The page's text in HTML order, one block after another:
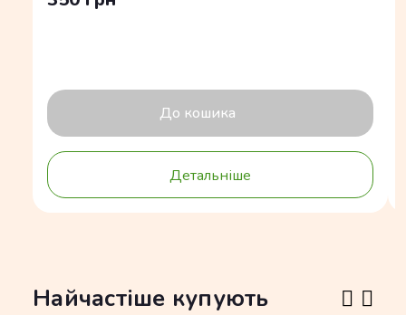
До кошика
Детальніше
Найчастіше купують